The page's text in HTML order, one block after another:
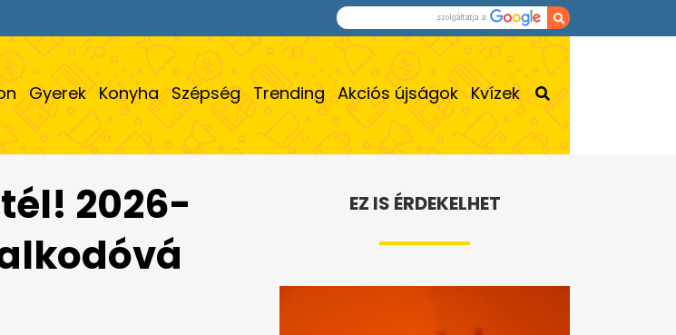
Gyerek Konyha Szépség Trending Akciós újságok Kvízek
2026-
EZ IS ÉRDEKELHET